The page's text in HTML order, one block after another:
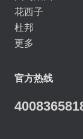
花西子
杜邦
更多
官方热线